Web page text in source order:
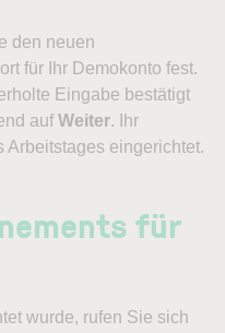
den neuen
für Ihr Demokonto fest.
Eingabe bestätigt
aufWeiter. Ihr
Arbeitstages eingerichtet.
für
wurde, rufen Sie sich